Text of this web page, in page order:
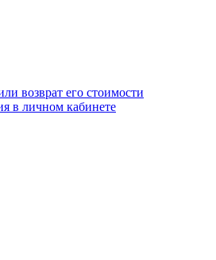
возврат его стоимости
в личном кабинете